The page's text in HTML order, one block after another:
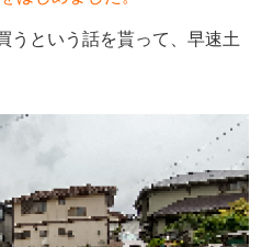
うという話を貰って、早速土